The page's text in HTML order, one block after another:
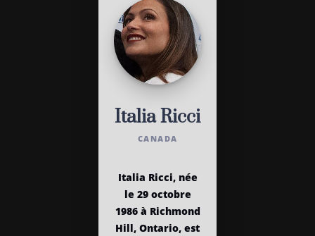
Italia Ricci
CANADA
Italia Ricci, née
le 29 octobre
1986 à Richmond
Hill, Ontario, est